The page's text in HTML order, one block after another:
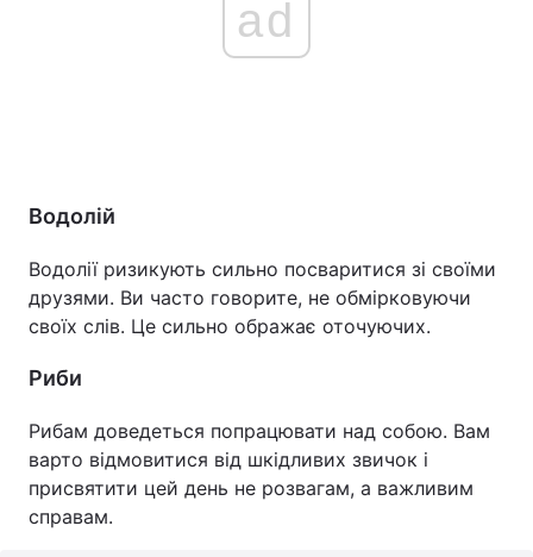
ad
Водолій
Водолії ризикують сильно посваритися зі своїми
друзями. Ви часто говорите, не обмірковуючи
своїх слів. Це сильно ображає оточуючих.
Риби
Рибам доведеться попрацювати над собою. Вам
варто відмовитися від шкідливих звичок і
присвятити цей день не розвагам, а важливим
справам.